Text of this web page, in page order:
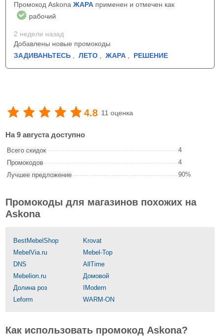
Промокод Askona ЖАРА применен и отмечен как
рабочий
2 недели назад
Добавлены новые промокоды
ЗАДИВАНЬТЕСЬ
ЛЕТО ЖАРА РЕШЕНИЕ
4.8 11 оценка
На 9 августа доступно
Всего скидок
4
Промокодов
4
Лучшее предложение
90%
Промокоды для магазинов похожих на
Askona
BestMebelShop
Krovat
MebelVia.ru
Mebel-Top
DNS
AllTime
Mebelion.ru
Домовой
Долина роз
IModern
Leform
WARM-ON
Как использовать промокод Askona?